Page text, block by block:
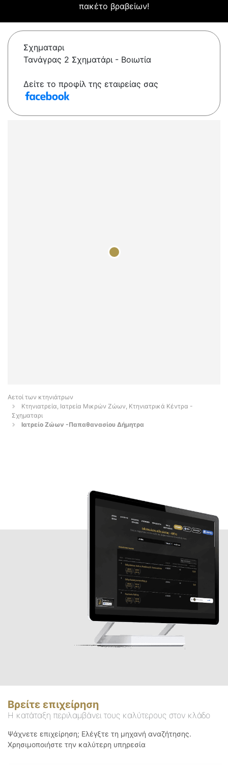
πακέτο βραβείων!
Σχηματαρι
Τανάγρας 2 Σχηματάρι - Βοιωτία
Δείτε το προφίλ της εταιρείας σας
Αετοί των κτηνιάτρων
Κτηνιατρεία, Ιατρεία Μικρών Ζώων, Κτηνιατρικά Κέντρα -
Σχηματαρι
Ιατρείο Ζώων -Παπαθανασίου Δήμητρα
Βρείτε επιχείρηση
Η κατάταξη περιλαμβάνει τους καλύτερους στον κλάδο
Ψάχνετε επιχείρηση; Ελέγξτε τη μηχανή αναζήτησης.
Χρησιμοποιήστε την καλύτερη υπηρεσία